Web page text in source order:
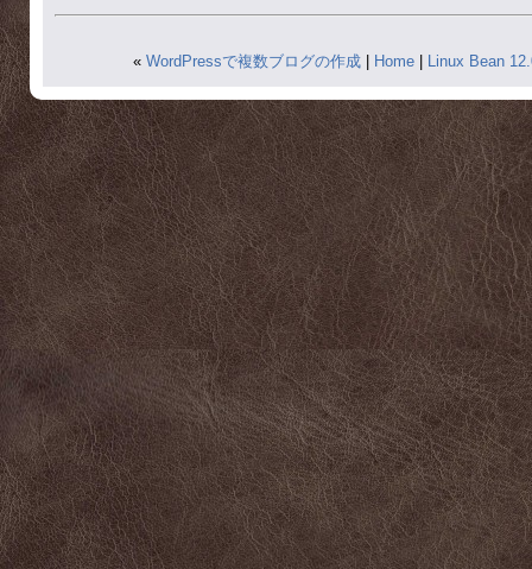
« WordPressで複数ブログの作成| Home| Linux Bean